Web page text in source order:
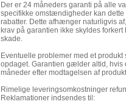
Der er 24 måneders garanti på alle
specifikke omstændigheder kan
rabatter. Dette afhænger naturligvis
krav på garantien ikke skyldes
skade.
Eventuelle problemer med et
opdaget. Garantien gælder altid,
måneder efter modtagelsen af
Rimelige leveringsomkostninger
Reklamationer indsendes til: